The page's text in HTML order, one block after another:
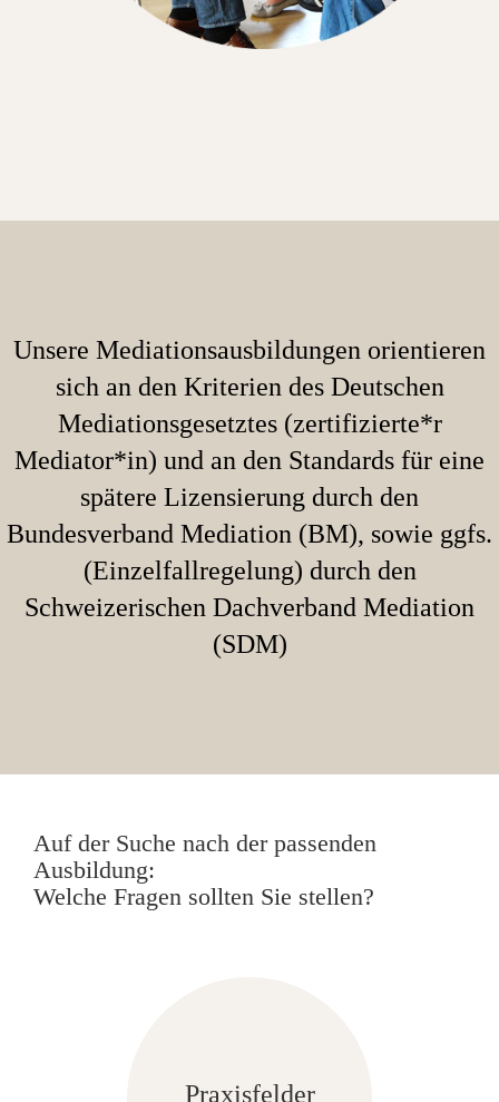
Unsere Mediationsausbildungen orientieren
sich an den Kriterien des Deutschen
Mediationsgesetztes (zertifizierte*r
Mediator*in) und an den Standards für eine
spätere Lizensierung durch den
Bundesverband Mediation (BM), sowie ggfs.
(Einzelfallregelung) durch den
Schweizerischen Dachverband Mediation
(SDM)
Auf der Suche nach der passenden
Ausbildung:
Welche Fragen sollten Sie stellen?
Praxisfelder